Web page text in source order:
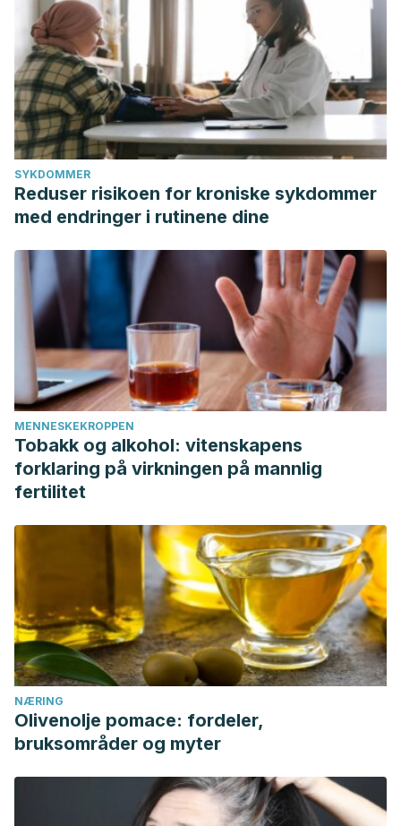
SYKDOMMER
Reduser risikoen for kroniske sykdommer
med endringer i rutinene dine
MENNESKEKROPPEN
Tobakk og alkohol: vitenskapens
forklaring på virkningen på mannlig
fertilitet
NÆRING
Olivenolje pomace: fordeler,
bruksområder og myter